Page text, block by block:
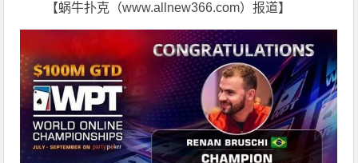
【蜗牛扑克（www.allnew366.com）报道】